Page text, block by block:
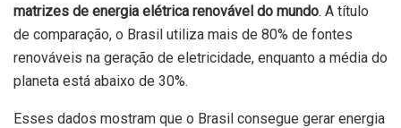
matrizes de energia elétrica renovável do mundo. A título
de comparação, o Brasil utiliza mais de 80% de fontes
renováveis na geração de eletricidade, enquanto a média do
planeta está abaixo de 30%.
Esses dados mostram que o Brasil consegue gerar energia